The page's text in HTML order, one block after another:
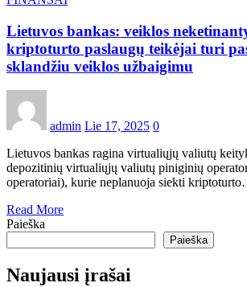
Lietuvos bankas: veiklos
kriptoturto paslaugų teikėjai turi
sklandžiu veiklos užbaigimu
admin Lie 17, 2025 0
Lietuvos bankas ragina virtualiųjų valiutų
depozitinių virtualiųjų valiutų piniginių
operatoriai), kurie neplanuoja siekti
Read More
Paieška
Paieška
Naujausi įrašai